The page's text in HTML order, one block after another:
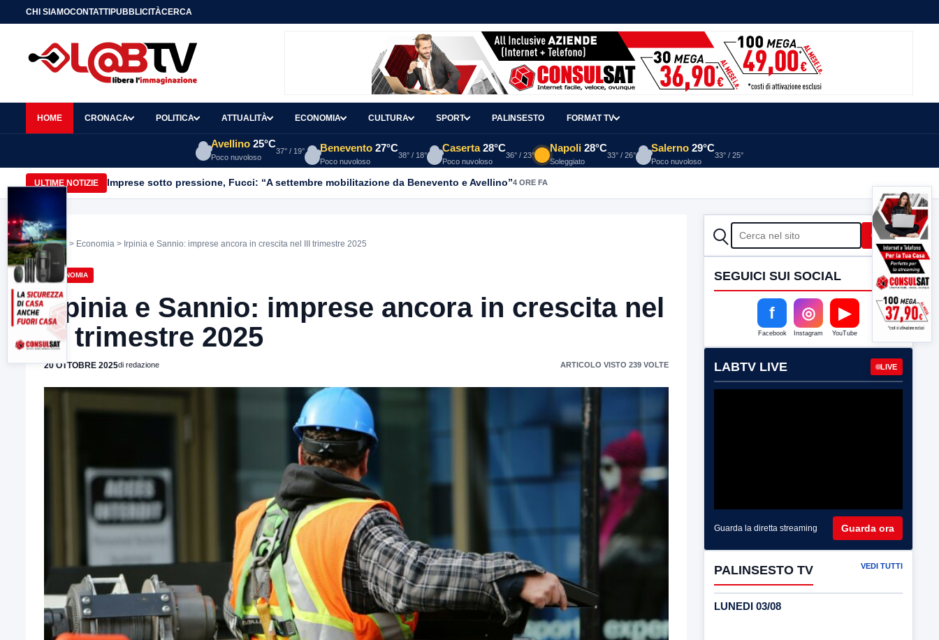
CHI SIAMOCONTATTIPUBBLICITÀCERCA
HOME CRONACA POLITICA ATTUALITÀ ECONOMIA CULTURA SPORT PALINSESTO FORMAT TV
Avellino 25°C
Poco nuvoloso
37° / 19° Benevento 27°C
Poco nuvoloso
38° / 18°
Caserta 28°C
Poco nuvoloso
36° / 23°
Napoli 28°C
Soleggiato
33° / 26°
Salerno 29°C
Poco nuvoloso
33° / 25°
ULTIME NOTIZIE Imprese sotto pressione, Fucci: “A settembre mobilitazione da Benevento e Avellino”4 ORE FA
Home > Economia > Irpinia e Sannio: imprese ancora in crescita nel III trimestre 2025
ECONOMIA
Irpinia e Sannio: imprese ancora in crescita nel
III trimestre 2025
20 OTTOBRE 2025di redazione ARTICOLO VISTO 239 VOLTE
CERCA Cerca
SEGUICI SUI SOCIAL
f
Facebook
◎
Instagram
▶
YouTube
LABTV LIVE LIVE
Guarda la diretta streaming Guarda ora
PALINSESTO TV VEDI TUTTI
LUNEDI 03/08